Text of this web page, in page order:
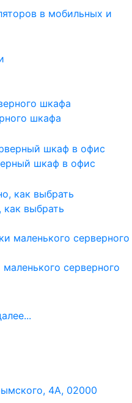
в мобильных и
шкафа
шкаф в офис
как выбрать
серверного
4А, 02000